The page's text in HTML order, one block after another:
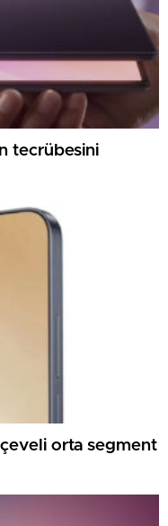
tecrübesini
orta segment